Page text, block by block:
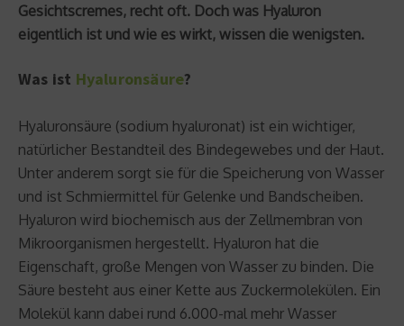
Gesichtscremes, recht oft. Doch was Hyaluron
eigentlich ist und wie es wirkt, wissen die wenigsten.
Was ist Hyaluronsäure?
Hyaluronsäure (sodium hyaluronat) ist ein wichtiger,
natürlicher Bestandteil des Bindegewebes und der Haut.
Unter anderem sorgt sie für die Speicherung von Wasser
und ist Schmiermittel für Gelenke und Bandscheiben.
Hyaluron wird biochemisch aus der Zellmembran von
Mikroorganismen hergestellt. Hyaluron hat die
Eigenschaft, große Mengen von Wasser zu binden. Die
Säure besteht aus einer Kette aus Zuckermolekülen. Ein
Molekül kann dabei rund 6.000-mal mehr Wasser